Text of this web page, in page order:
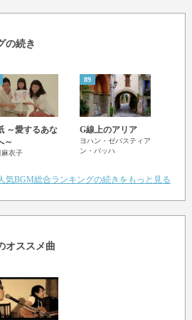
の続き
～愛するあな
～
麻衣子
89
G線上のアリア
ヨハン・ゼバスティア
ン・バッハ
気BGM総合ランキングの続きをもっと見る
オススメ曲